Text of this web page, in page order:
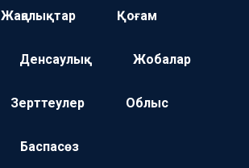
Жаңалықтар Қоғам
Денсаулық Жобалар
Зерттеулер Облыс
Баспасөз